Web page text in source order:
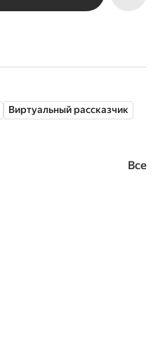
Виртуальный рассказчик
Все